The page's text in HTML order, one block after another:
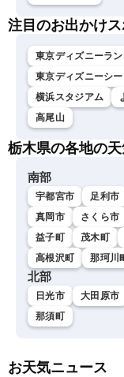
注目のお出かけス
東京ディズニーラン
東京ディズニーシー
横浜スタジアム
高尾山
栃木県の各地の
南部
宇都宮市 足利市
真岡市
さくら市
益子町
茂木町
高根沢町
那珂川
北部
日光市 大田原市
那須町
お天気ニュース